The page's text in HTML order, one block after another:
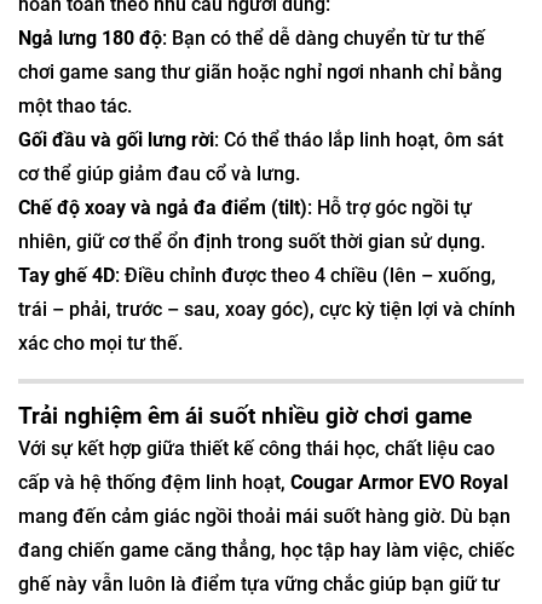
hoàn toàn theo nhu cầu người dùng:
Ngả lưng 180 độ: Bạn có thể dễ dàng chuyển từ tư thế
chơi game sang thư giãn hoặc nghỉ ngơi nhanh chỉ bằng
một thao tác.
Gối đầu và gối lưng rời: Có thể tháo lắp linh hoạt, ôm sát
cơ thể giúp giảm đau cổ và lưng.
Chế độ xoay và ngả đa điểm (tilt): Hỗ trợ góc ngồi tự
nhiên, giữ cơ thể ổn định trong suốt thời gian sử dụng.
Tay ghế 4D: Điều chỉnh được theo 4 chiều (lên – xuống,
trái – phải, trước – sau, xoay góc), cực kỳ tiện lợi và chính
xác cho mọi tư thế.
Trải nghiệm êm ái suốt nhiều giờ chơi game
Với sự kết hợp giữa thiết kế công thái học, chất liệu cao
cấp và hệ thống đệm linh hoạt, Cougar Armor EVO Royal
mang đến cảm giác ngồi thoải mái suốt hàng giờ. Dù bạn
đang chiến game căng thẳng, học tập hay làm việc, chiếc
ghế này vẫn luôn là điểm tựa vững chắc giúp bạn giữ tư